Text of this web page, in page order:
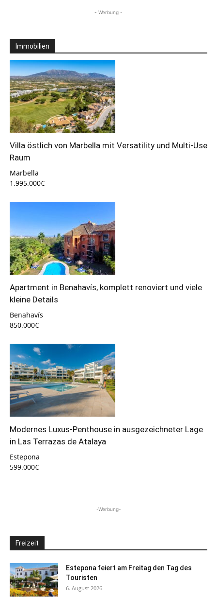
- Werbung -
Immobilien
Villa östlich von Marbella mit Versatility und Multi-Use
Raum
Marbella
1.995.000€
Apartment in Benahavís, komplett renoviert und viele
kleine Details
Benahavís
850.000€
Modernes Luxus-Penthouse in ausgezeichneter Lage
in Las Terrazas de Atalaya
Estepona
599.000€
-Werbung-
Freizeit
Estepona feiert am Freitag den Tag des
Touristen
6. August 2026